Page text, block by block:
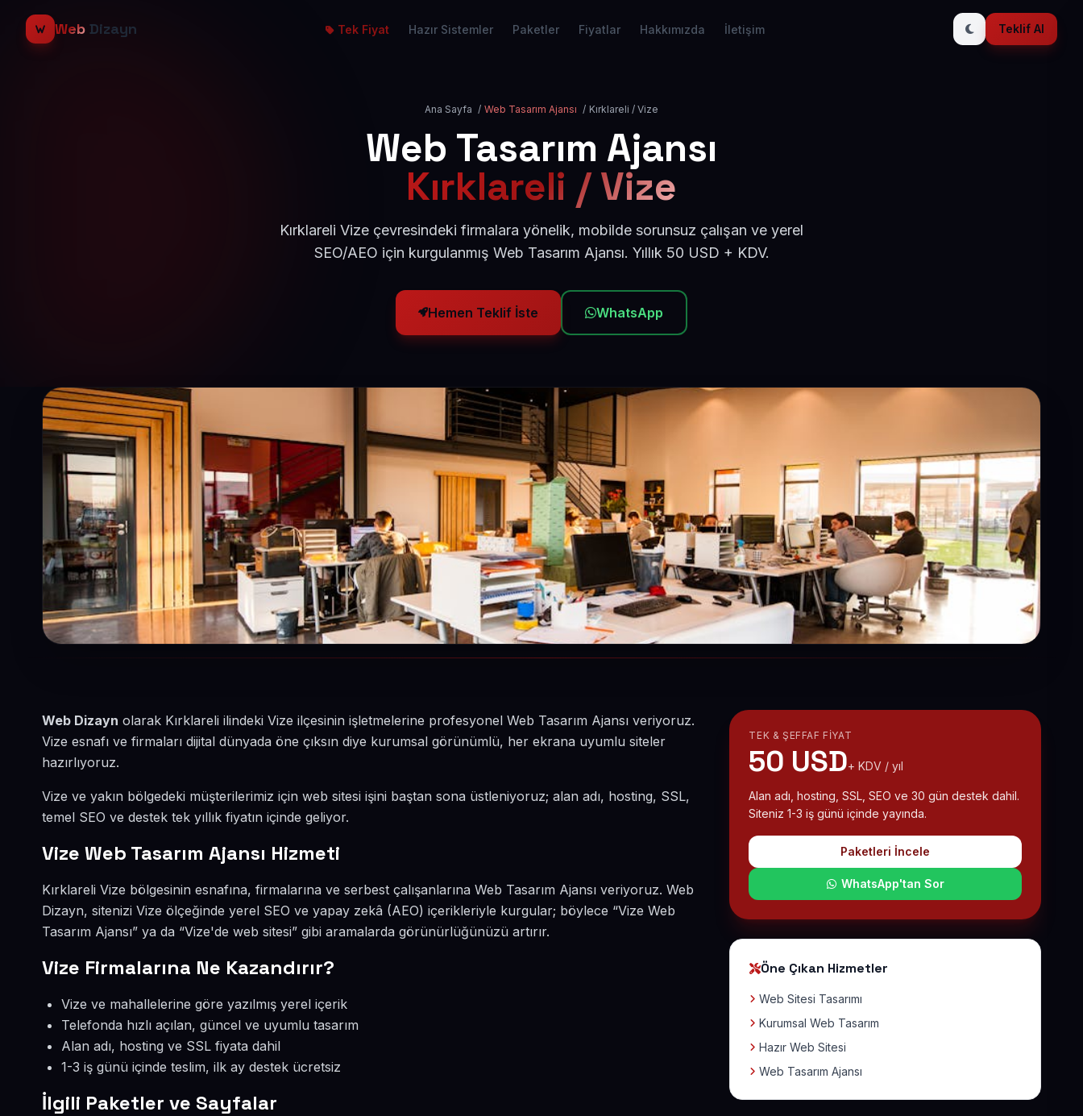
Web Dizayn Tek Fiyat Hazır Sistemler Paketler Fiyatlar Hakkımızda İletişim Teklif Al
Ana Sayfa / Web Tasarım Ajansı / Kırklareli / Vize
Web Tasarım Ajansı
Kırklareli / Vize
Kırklareli Vize çevresindeki firmalara yönelik, mobilde sorunsuz çalışan ve yerel
SEO/AEO için kurgulanmış Web Tasarım Ajansı. Yıllık 50 USD + KDV.
Hemen Teklif İste WhatsApp
Web Dizayn olarak Kırklareli ilindeki Vize ilçesinin işletmelerine profesyonel Web Tasarım Ajansı veriyoruz.
Vize esnafı ve firmaları dijital dünyada öne çıksın diye kurumsal görünümlü, her ekrana uyumlu siteler
hazırlıyoruz.
Vize ve yakın bölgedeki müşterilerimiz için web sitesi işini baştan sona üstleniyoruz; alan adı, hosting, SSL,
temel SEO ve destek tek yıllık fiyatın içinde geliyor.
Vize Web Tasarım Ajansı Hizmeti
Kırklareli Vize bölgesinin esnafına, firmalarına ve serbest çalışanlarına Web Tasarım Ajansı veriyoruz. Web
Dizayn, sitenizi Vize ölçeğinde yerel SEO ve yapay zekâ (AEO) içerikleriyle kurgular; böylece “Vize Web
Tasarım Ajansı” ya da “Vize'de web sitesi” gibi aramalarda görünürlüğünüzü artırır.
Vize Firmalarına Ne Kazandırır?
Vize ve mahallelerine göre yazılmış yerel içerik
Telefonda hızlı açılan, güncel ve uyumlu tasarım
Alan adı, hosting ve SSL fiyata dahil
1-3 iş günü içinde teslim, ilk ay destek ücretsiz
İlgili Paketler ve Sayfalar
TEK & ŞEFFAF FIYAT
50 USD+ KDV / yıl
Alan adı, hosting, SSL, SEO ve 30 gün destek dahil.
Siteniz 1-3 iş günü içinde yayında.
Paketleri İncele
WhatsApp'tan Sor
Öne Çıkan Hizmetler
Web Sitesi Tasarımı
Kurumsal Web Tasarım
Hazır Web Sitesi
Web Tasarım Ajansı